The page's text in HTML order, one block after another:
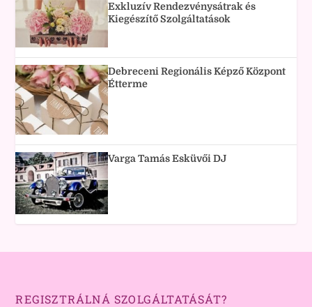
Exkluzív Rendezvénysátrak és
Kiegészítő Szolgáltatások
Debreceni Regionális Képző Központ
Étterme
Varga Tamás Esküvői DJ
REGISZTRÁLNÁ SZOLGÁLTATÁSÁT?